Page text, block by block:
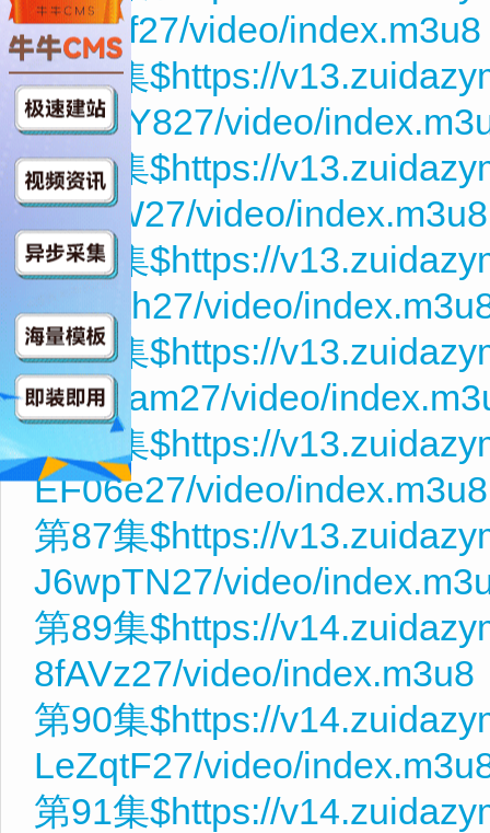
AVVhf27/video/index.m3u8
第82集$https://
zsGCY827/video/
第83集$https://
AnujW27/video/index.m3u8
第84集$https://
npZ5rh27/video/
第85集$https://
V2FSam27/video/
第86集$https://
EF06e27/video/index.m3u8
第87集$https://
J6wpTN27/video/
第89集$https://
8fAVz27/video/index.m3u8
第90集$https://
LeZqtF27/video/
第91集$https://